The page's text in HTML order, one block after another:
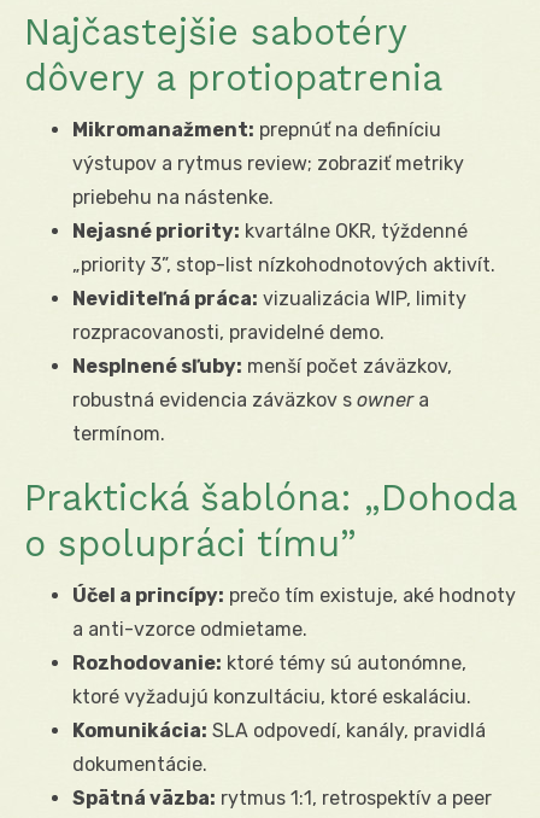
Najčastejšie sabotéry
dôvery a protiopatrenia
Mikromanažment: prepnúť na definíciu
výstupov a rytmus review; zobraziť metriky
priebehu na nástenke.
Nejasné priority: kvartálne OKR, týždenné
„priority 3”, stop-list nízkohodnotových aktivít.
Neviditeľná práca: vizualizácia WIP, limity
rozpracovanosti, pravidelné demo.
Nesplnené sľuby: menší počet záväzkov,
robustná evidencia záväzkov s ownera
termínom.
Praktická šablóna: „Dohoda
o spolupráci tímu”
Účel a princípy: prečo tím existuje, aké hodnoty
a anti-vzorce odmietame.
Rozhodovanie: ktoré témy sú autonómne,
ktoré vyžadujú konzultáciu, ktoré eskaláciu.
Komunikácia: SLA odpovedí, kanály, pravidlá
dokumentácie.
Spätná väzba: rytmus 1:1, retrospektív a peer